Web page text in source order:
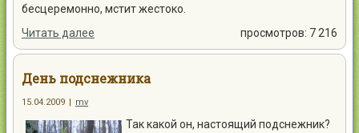
бесцеремонно, мстит жестоко.
Читать далее
просмотров: 7 216
День подснежника
15.04.2009 | mv
Так какой он, настоящий подснежник?